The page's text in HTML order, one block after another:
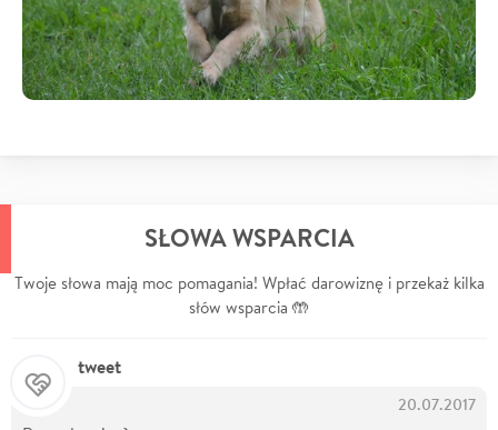
SŁOWA WSPARCIA
Twoje słowa mają moc pomagania! Wpłać darowiznę i przekaż kilka
słów wsparcia 🤲
tweet
20.07.2017